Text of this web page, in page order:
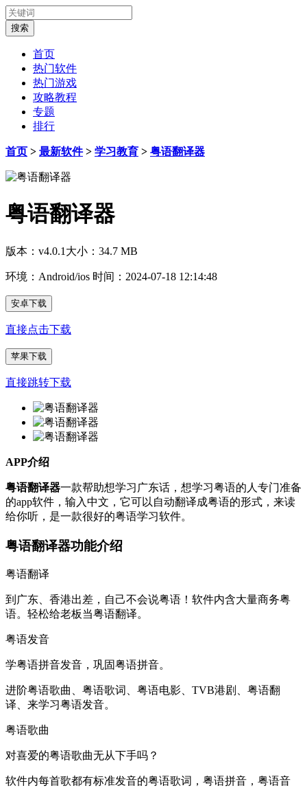
首页
热门软件
热门游戏
攻略教程
专题
排行
首页 > 最新软件> 学习教育 > 粤语翻译器
粤语翻译器
版本：v4.0.1 大小：34.7 MB
环境：Android/ios 时间：2024-07-18 12:14:48
安卓下载
直接点击下载
苹果下载
直接跳转下载
APP介绍
粤语翻译器一款帮助想学习广东话，想学习粤语的人专门准备
的app软件，输入中文，它可以自动翻译成粤语的形式，来读
给你听，是一款很好的粤语学习软件。
粤语翻译器功能介绍
粤语翻译
到广东、香港出差，自己不会说粤语！软件内含大量商务粤
语。轻松给老板当粤语翻译。
粤语发音
学粤语拼音发音，巩固粤语拼音。
进阶粤语歌曲、粤语歌词、粤语电影、TVB港剧、粤语翻
译、来学习粤语发音。
粤语歌曲
对喜爱的粤语歌曲无从下手吗？
软件内每首歌都有标准发音的粤语歌词，粤语拼音，粤语音